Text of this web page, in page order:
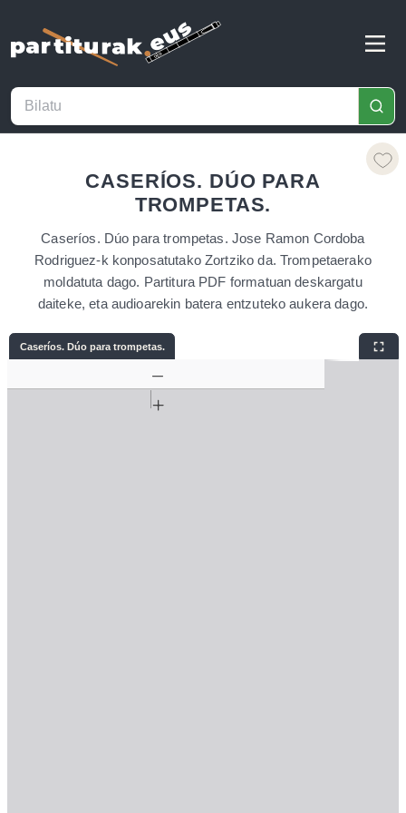
CASERÍOS. DÚO PARA
TROMPETAS.
Caseríos. Dúo para trompetas. Jose Ramon Cordoba
Rodriguez-k konposatutako Zortziko da. Trompetaerako
moldatuta dago. Partitura PDF formatuan deskargatu
daiteke, eta audioarekin batera entzuteko aukera dago.
Caseríos. Dúo para trompetas.